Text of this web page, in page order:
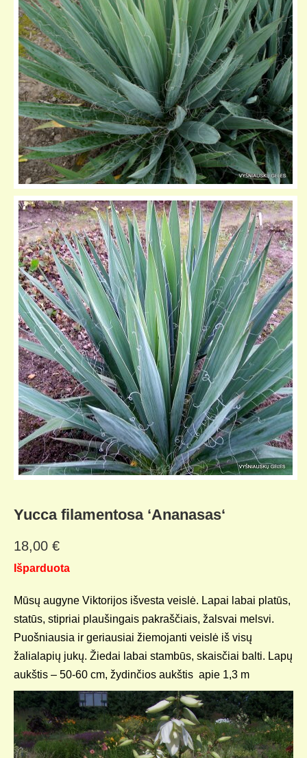
KELIONIŲ GALERIJA
Yucca filamentosa ‘Ananasas‘
18,00 €
Išparduota
Mūsų augyne Viktorijos išvesta veislė. Lapai labai platūs,
statūs, stipriai plaušingais pakraščiais, žalsvai melsvi.
Puošniausia ir geriausiai žiemojanti veislė iš visų
žalialapių jukų. Žiedai labai stambūs, skaisčiai balti. Lapų
aukštis – 50-60 cm, žydinčios aukštis apie 1,3 m